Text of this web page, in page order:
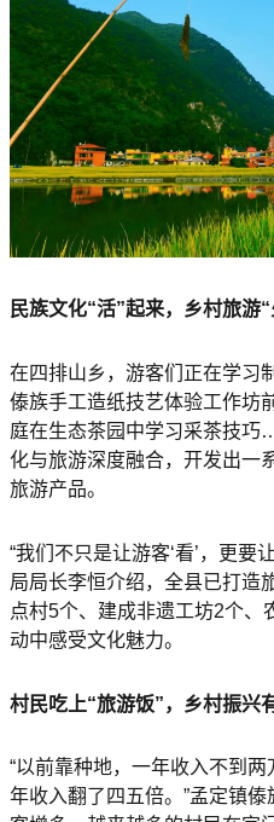
民族文化“活”起来，乡村旅游
在四排山乡，游客们正在学习
傣族手工造纸技艺体验工作坊
庭在生态茶园中学习采茶技
化与旅游深度融合，开发出一
旅游产品。
“我们不只是让游客‘看’，更要
局局长李恒介绍，全县已打造
点村5个、建成非遗工坊2个、
动中感受文化魅力。
村民吃上“旅游饭”，乡村振兴
“以前靠种地，一年收入不到两
年收入翻了四五倍。”孟定镇